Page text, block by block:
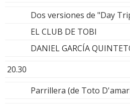
Dos versiones de "Day
EL CLUB DE TOBI
DANIEL GARCÍA
20.30
Parrillera (de Toto